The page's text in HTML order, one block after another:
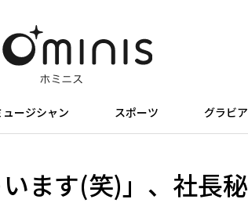
ュージシャン スポーツ グラビア
ます(笑)」、社長秘